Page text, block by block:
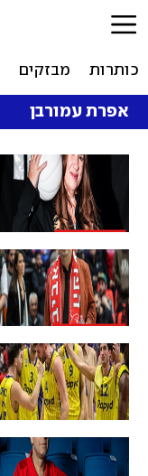
כותרות מבזקים
אפרת עמורבן